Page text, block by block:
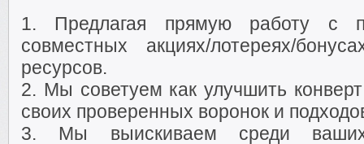
1. Предлагая прямую работу с
совместных акциях/лотереях/
ресурсов.
2. Мы советуем как улучшить
своих проверенных воронок и
3. Мы выискиваем среди ваших